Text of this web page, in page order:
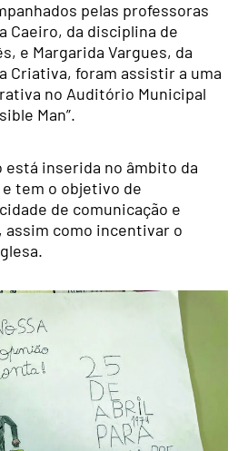
pelas professoras
Caeiro, da disciplina de
e Margarida Vargues, da
Criativa, foram assistir a uma
no Auditório Municipal
Man”.
está inserida no âmbito da
tem o objetivo de
de comunicação e
assim como incentivar o